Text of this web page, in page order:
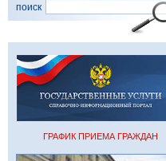
поиск
ГРАФИК ПРИЕМА ГРАЖДАН